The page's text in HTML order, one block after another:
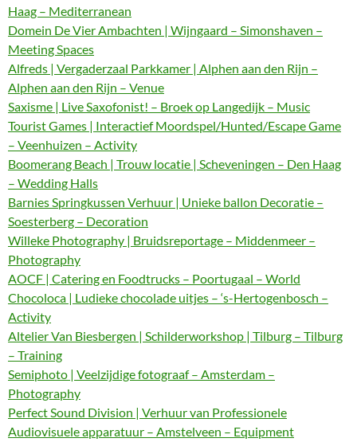
Haag – Mediterranean
Domein De Vier Ambachten | Wijngaard – Simonshaven –
Meeting Spaces
Alfreds | Vergaderzaal Parkkamer | Alphen aan den Rijn –
Alphen aan den Rijn – Venue
Saxisme | Live Saxofonist! – Broek op Langedijk – Music
Tourist Games | Interactief Moordspel/Hunted/Escape Game
– Veenhuizen – Activity
Boomerang Beach | Trouw locatie | Scheveningen – Den Haag
– Wedding Halls
Barnies Springkussen Verhuur | Unieke ballon Decoratie –
Soesterberg – Decoration
Willeke Photography | Bruidsreportage – Middenmeer –
Photography
AOCF | Catering en Foodtrucks – Poortugaal – World
Chocoloca | Ludieke chocolade uitjes – ‘s-Hertogenbosch –
Activity
Altelier Van Biesbergen | Schilderworkshop | Tilburg – Tilburg
– Training
Semiphoto | Veelzijdige fotograaf – Amsterdam –
Photography
Perfect Sound Division | Verhuur van Professionele
Audiovisuele apparatuur – Amstelveen – Equipment